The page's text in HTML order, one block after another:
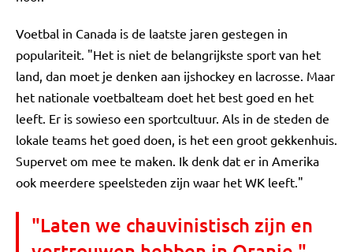
Voetbal in Canada is de laatste jaren gestegen in
populariteit. "Het is niet de belangrijkste sport van het
land, dan moet je denken aan ijshockey en lacrosse. Maar
het nationale voetbalteam doet het best goed en het
leeft. Er is sowieso een sportcultuur. Als in de steden de
lokale teams het goed doen, is het een groot gekkenhuis.
Supervet om mee te maken. Ik denk dat er in Amerika
ook meerdere speelsteden zijn waar het WK leeft."
"Laten we chauvinistisch zijn en